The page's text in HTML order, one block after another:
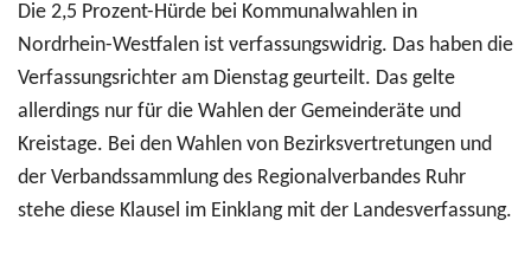
Die 2,5 Prozent-Hürde bei Kommunalwahlen in
Nordrhein-Westfalen ist verfassungswidrig. Das haben die
Verfassungsrichter am Dienstag geurteilt. Das gelte
allerdings nur für die Wahlen der Gemeinderäte und
Kreistage. Bei den Wahlen von Bezirksvertretungen und
der Verbandssammlung des Regionalverbandes Ruhr
stehe diese Klausel im Einklang mit der Landesverfassung.